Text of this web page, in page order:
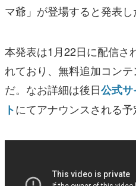
マ爺」が登場すると発表し
本発表は1月22日に配信さ
れており、無料追加コン
だ。なお詳細は後日公式サ
トにてアナウンスされる予